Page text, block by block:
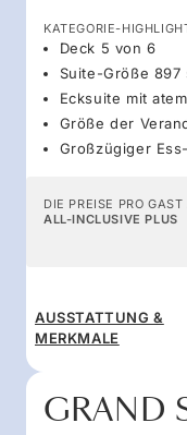
KATEGORIE-
Deck 5 von 6
Suite-Größe 897
Ecksuite mit
Größe der
Großzügiger
DIE PREISE PRO GAST
ALL-INCLUSIVE PLUS
AUSSTATTUNG &
MERKMALE
GRAND